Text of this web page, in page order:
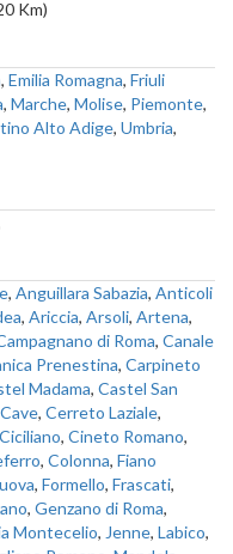
Km)
, Emilia Romagna, Friuli
, Marche, Molise, Piemonte,
Alto Adige, Umbria,
, Anguillara Sabazia, Anticoli
, Ariccia, Arsoli, Artena,
di Roma, Canale
Prenestina, Carpineto
Madama, Castel San
Cave, Cerreto Laziale,
Ciciliano, Cineto Romano,
, Colonna, Fiano
, Formello, Frascati,
, Genzano di Roma,
Montecelio, Jenne, Labico,